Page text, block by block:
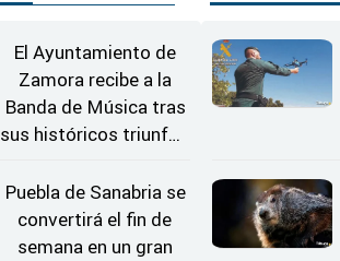
El Ayuntamiento de
Zamora recibe a la
Banda de Música tras
sus históricos triunfos
Puebla de Sanabria se
convertirá el fin de
semana en un gran